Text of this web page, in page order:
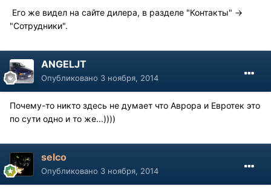
Его же видел на сайте дилера, в разделе "Контакты" ->
"Сотрудники".
ANGELJT
Опубликовано 3 ноября, 2014
Почему-то никто здесь не думает что Аврора и Евротек это
по сути одно и то же...))))
selco
Опубликовано 3 ноября, 2014